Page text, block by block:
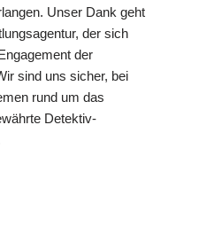
Unser Dank geht
der sich
der
sind uns sicher, bei
rund um das
Detektiv-